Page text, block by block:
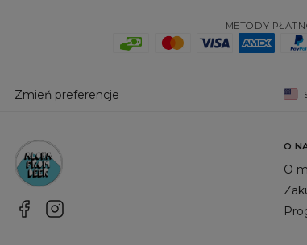
METODY
Zmień preferencje
O
O